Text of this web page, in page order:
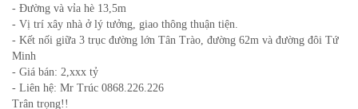
- Đường và vỉa hè 13,5m
- Vị trí xây nhà ở lý tưởng, giao thông thuận tiện.
- Kết nối giữa 3 trục đường lớn Tân Trào, đường 62m và đường đôi Tứ
Minh
- Giá bán: 2,xxx tỷ
- Liên hệ: Mr Trúc 0868.226.226
Trân trọng!!